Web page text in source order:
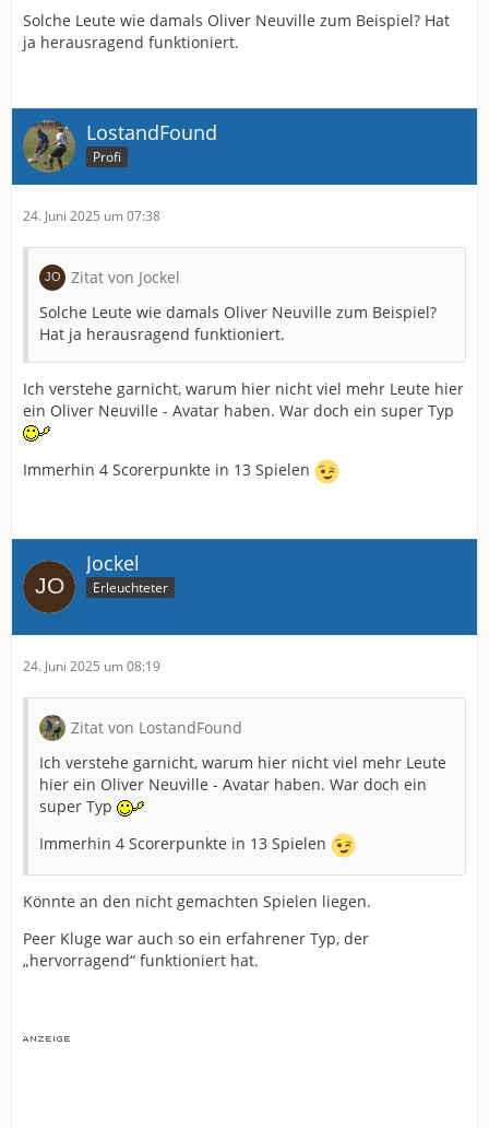
Solche Leute wie damals Oliver Neuville zum Beispiel? Hat
ja herausragend funktioniert.
LostandFound
Profi
24. Juni 2025 um 07:38
Zitat von Jockel
Solche Leute wie damals Oliver Neuville zum Beispiel?
Hat ja herausragend funktioniert.
Ich verstehe garnicht, warum hier nicht viel mehr Leute hier
ein Oliver Neuville - Avatar haben. War doch ein super Typ
Immerhin 4 Scorerpunkte in 13 Spielen
Jockel
Erleuchteter
24. Juni 2025 um 08:19
Zitat von LostandFound
Ich verstehe garnicht, warum hier nicht viel mehr Leute
hier ein Oliver Neuville - Avatar haben. War doch ein
super Typ
Immerhin 4 Scorerpunkte in 13 Spielen
Könnte an den nicht gemachten Spielen liegen.
Peer Kluge war auch so ein erfahrener Typ, der
„hervorragend“ funktioniert hat.